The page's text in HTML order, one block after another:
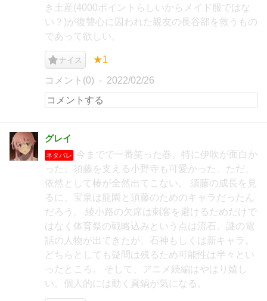
き土産(4000ポイントらしいからメイド服ではな
い？)が復讐心に囚われた親友の長谷部を救うもの
であって欲しい。
ナイス ★1
コメント(0) 2022/02/26
グレイ
ネタバレ
今までで一番笑った巻。特に伊吹が面白か
った。須藤を支える小野寺も可愛かった。ただ、
依然として椿が全然出てこない。 須藤の成長を見
るに、宝泉は龍園と須藤のためのキャラだったん
だろう。 綾小路の欠席は刺客を避けるためだけで
はなく体育祭の戦略込みという点は流石。謎の電
話の人物が出てきたが、石神もしくは新キャラ。
どちらとしても疑問は残るため可能性は半々とい
ったところ。 そして、アニメ続編はやはり嬉し
い。個人的には動く真鍋が気になる。